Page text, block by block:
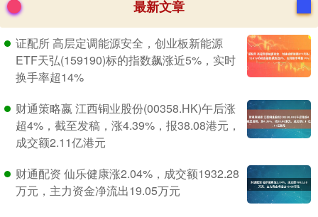
最新文章
证配所 高层定调能源安全，创业板新能源
ETF天弘(159190)标的指数飙涨近5%，实时
换手率超14%
财通策略嬴 江西铜业股份(00358.HK)午后涨
超4%，截至发稿，涨4.39%，报38.08港元，
成交额2.11亿港元
财通配资 仙乐健康涨2.04%，成交额1932.28
万元，主力资金净流出19.05万元